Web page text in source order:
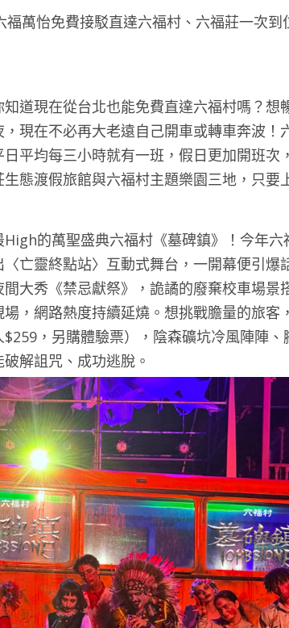
萬怡免費接駁直達六福村、六福莊一次到
道現在從台北也能免費直達六福村嗎？想
現在不必再大老遠自己開車或轉車奔波！
平均每三小時就有一班，假日更加開班次
態渡假旅館與六福村主題樂園三地，只要
的萬聖盛典六福村《墓碑鎮》！今年六
〈亡靈終點站〉互動式舞台，一開幕便引爆
間大秀《禁忌獻祭》，詭譎的廢棄校車場景
，網路熱度持續延燒。想挑戰膽量的旅客
，另購體驗票），陰森礦坑冷風陣陣、
解詛咒、成功逃脫。